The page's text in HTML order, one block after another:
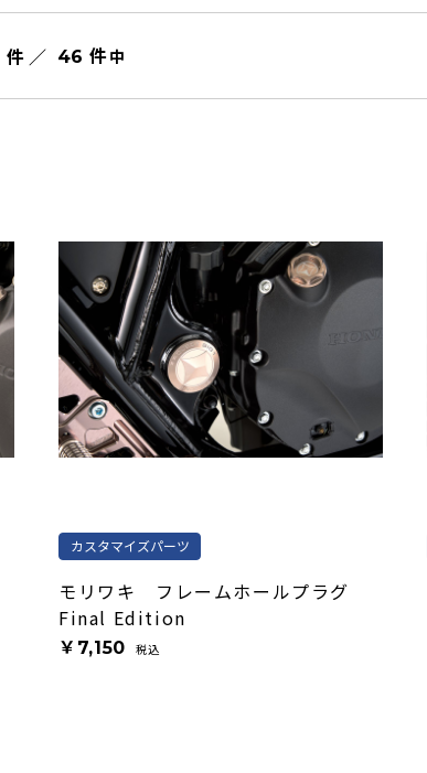
件 ／ 46 件中
カスタマイズパーツ
モリワキ フレームホールプラグ
Final Edition
￥7,150 税込